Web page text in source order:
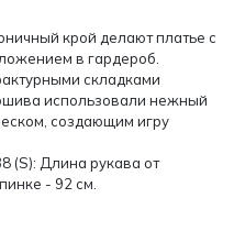
крой делают платье с
в гардероб.
складками
использовали нежный
создающим игру
(S): Длина рукава от
- 92 см.